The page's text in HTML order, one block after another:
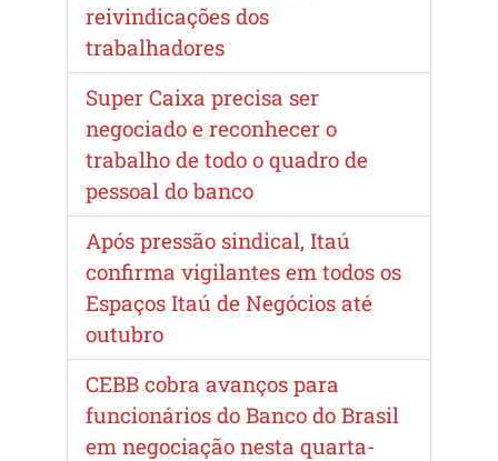
reivindicações dos
trabalhadores
Super Caixa precisa ser
negociado e reconhecer o
trabalho de todo o quadro de
pessoal do banco
Após pressão sindical, Itaú
confirma vigilantes em todos os
Espaços Itaú de Negócios até
outubro
CEBB cobra avanços para
funcionários do Banco do Brasil
em negociação nesta quarta-